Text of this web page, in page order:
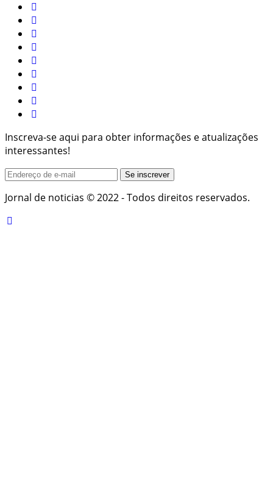
Inscreva-se aqui para obter informações e atualizações
interessantes!
Jornal de noticias © 2022 - Todos direitos reservados.